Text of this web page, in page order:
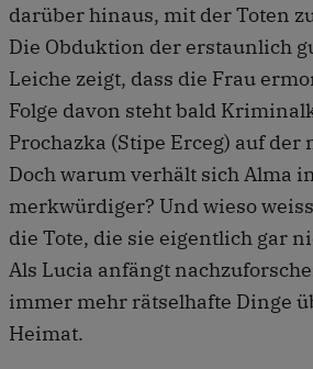
darüber hinaus, mit der Toten
Die Obduktion der erstaunlich
Leiche zeigt, dass die Frau
Folge davon steht bald
Prochazka (Stipe Erceg) auf der
Doch warum verhält sich Alma
merkwürdiger? Und wieso
die Tote, die sie eigentlich gar
Als Lucia anfängt
immer mehr rätselhafte Dinge
Heimat.